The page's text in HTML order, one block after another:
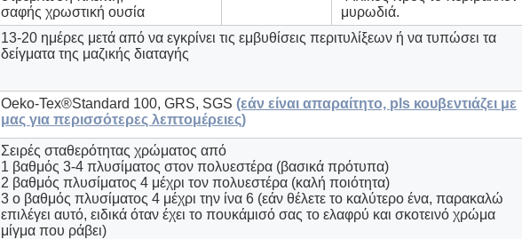
σαφής χρωστική ουσία
μυρωδιά.
13-20 ημέρες μετά από να εγκρίνει τις εμβυθίσεις περιτυλίξεων ή να τυπώσει τα
δείγματα της μαζικής διαταγής
Oeko-Tex®Standard 100, GRS, SGS (εάν είναι απαραίτητο, pls κουβεντιάζει με
μας για περισσότερες λεπτομέρειες)
Σειρές σταθερότητας χρώματος από
1 βαθμός 3-4 πλυσίματος στον πολυεστέρα (βασικά πρότυπα)
2 βαθμός πλυσίματος 4 μέχρι τον πολυεστέρα (καλή ποιότητα)
3 ο βαθμός πλυσίματος 4 μέχρι την ίνα 6 (εάν θέλετε το καλύτερο ένα, παρακαλώ
επιλέγει αυτό, ειδικά όταν έχει το πουκάμισό σας το ελαφρύ και σκοτεινό χρώμα
μίγμα που ράβει)